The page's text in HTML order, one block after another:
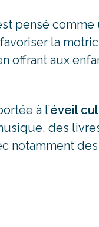
pensé comme
la
offrant aux
à l’éveil
des
notamment